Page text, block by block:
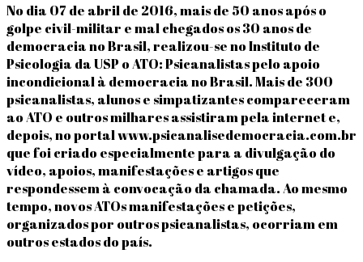
No dia 07 de abril de 2016, mais de 50 anos após o
golpe civil-militar e mal chegados os 30 anos de
democracia no Brasil, realizou-se no Instituto de
Psicologia da USP o ATO: Psicanalistas pelo apoio
incondicional à democracia no Brasil. Mais de 300
psicanalistas, alunos e simpatizantes compareceram
ao ATO e outros milhares assistiram pela internet e,
depois, no portal www.psicanalisedemocracia.com.br
que foi criado especialmente para a divulgação do
vídeo, apoios, manifestações e artigos que
respondessem à convocação da chamada. Ao mesmo
tempo, novos ATOs manifestações e petições,
organizados por outros psicanalistas, ocorriam em
outros estados do país.